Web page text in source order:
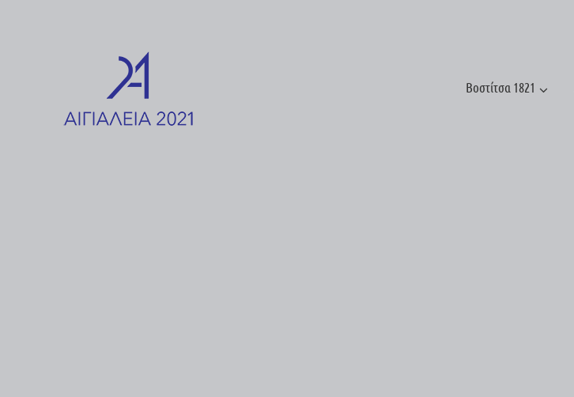
Βοστίτσα 1821